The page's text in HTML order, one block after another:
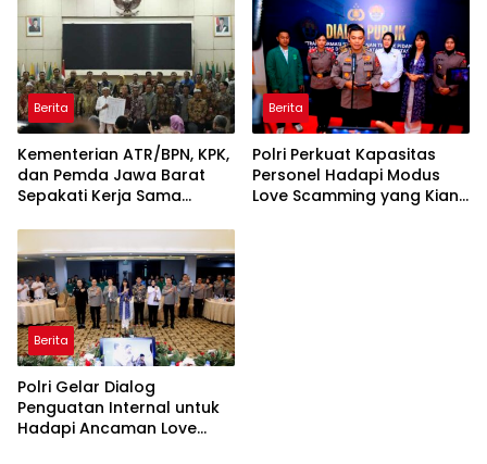
Berita
Kementerian ATR/BPN, KPK,
dan Pemda Jawa Barat
Sepakati Kerja Sama
Korupsi serta Penguatan
Ekonomi Daerah
Berita
Polri Perkuat Kapasitas
Personel Hadapi Modus
Love Scamming yang Kian
Berita
Polri Gelar Dialog
Penguatan Internal untuk
Hadapi Ancaman Love